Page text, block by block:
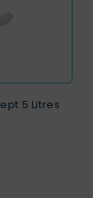
5 Litres